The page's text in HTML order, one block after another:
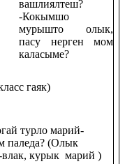
вашлиялтеш?
-Кокымшо
мурышто олык,
пасу нерген мом
каласыме?
гаяк)
турло марий-
паледа? (Олык
курык марий )